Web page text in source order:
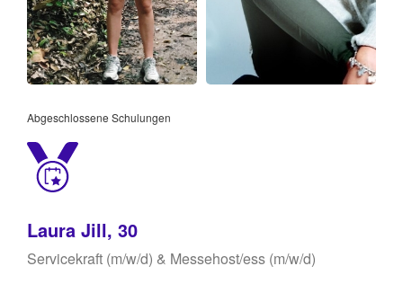
Abgeschlossene Schulungen
Laura Jill, 30
Servicekraft (m/w/d) & Messehost/ess (m/w/d)